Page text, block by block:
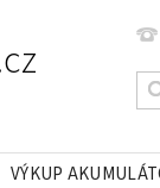
VÝKUP